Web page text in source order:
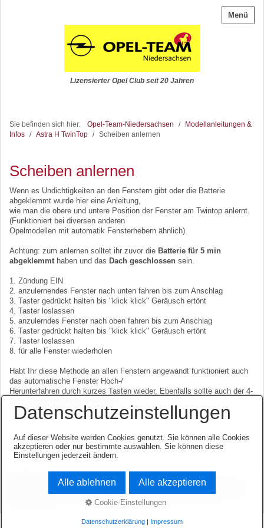
Menü
Lizensierter Opel Club seit 20 Jahren
Sie befinden sich hier: Opel-Team-Niedersachsen /
Modellanleitungen &
Infos
/ Astra H TwinTop / Scheiben anlernen
Scheiben anlernen
Wenn es Undichtigkeiten an den Fenstern gibt oder die Batterie
abgeklemmt wurde hier eine Anleitung,
wie man die obere und untere Position der Fenster am Twintop anlernt.
(Funktioniert bei diversen anderen
Opelmodellen mit automatik Fensterhebern ähnlich).
Achtung: zum anlernen solltet ihr zuvor die Batterie für 5 min
abgeklemmthaben und das Dach geschlossen sein.
1. Zündung EIN
2. anzulernendes Fenster nach unten fahren bis zum Anschlag
3. Taster gedrückt halten bis "klick klick" Geräusch ertönt
4. Taster loslassen
5. anzulerndes Fenster nach oben fahren bis zum Anschlag
6. Taster gedrückt halten bis "klick klick" Geräusch ertönt
7. Taster loslassen
8. für alle Fenster wiederholen
Habt Ihr diese Methode an allen Fenstern angewandt funktioniert auch
das automatische Fenster Hoch-/
Herunterfahren durch kurzes Tasten wieder. Ebenfalls sollte auch der 4-
wieder funktionieren.
Kontakt
Impressum
Website erstellt mit zeta-
Datenschutzeinstellungen
Auf dieser Website werden Cookies genutzt. Sie können alle Cookies
akzeptieren oder nur bestimmte auswählen. Sie können diese
Einstellungen jederzeit ändern.
Alle ablehnen Alle akzeptieren
Cookie-Einstellungen
Datenschutzerklärung| Impressum